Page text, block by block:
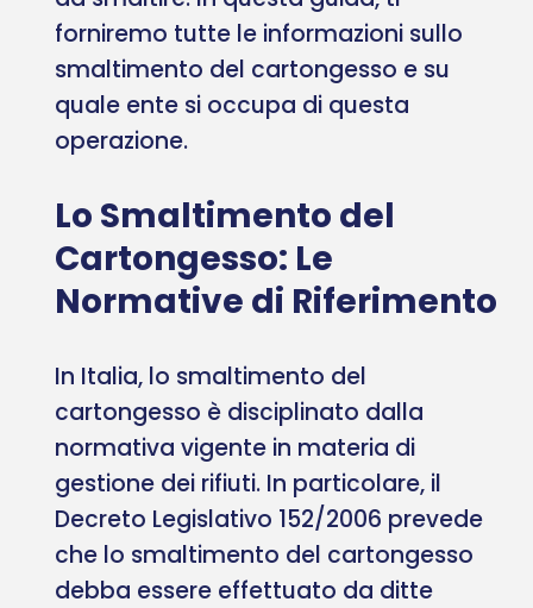
forniremo tutte le informazioni sullo
smaltimento del cartongesso e su
quale ente si occupa di questa
operazione.
Lo Smaltimento del
Cartongesso: Le
Normative di Riferimento
In Italia, lo smaltimento del
cartongesso è disciplinato dalla
normativa vigente in materia di
gestione dei rifiuti. In particolare, il
Decreto Legislativo 152/2006 prevede
che lo smaltimento del cartongesso
debba essere effettuato da ditte